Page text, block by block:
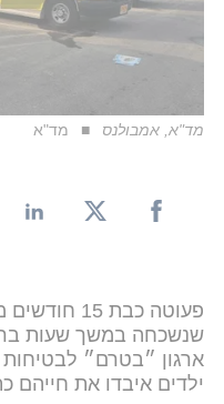
מד"א, אמבולנס מד"א
פעוטה כבת
שנשכחה במשך שעות
ילדים איבדו את